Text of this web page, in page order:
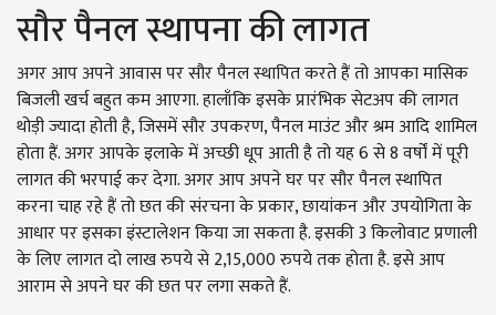
सौर पैनल स्थापना की लागत
अगर आप अपने आवास पर सौर पैनल स्थापित करते हैं तो आपका मासिक
बिजली खर्च बहुत कम आएगा. हालाँकि इसके प्रारंभिक सेटअप की लागत
थोड़ी ज्यादा होती है,जिसमें सौर उपकरण,पैनल माउंट और श्रम आदि शामिल
होता हैं. अगर आपके इलाके में अच्छी धूप आती है तो यह6से8वर्षों में पूरी
लागत की भरपाई कर देगा. अगर आप अपने घर पर सौर पैनल स्थापित
करना चाह रहे हैं तो छत की संरचना के प्रकार,छायांकन और उपयोगिता के
आधार पर इसका इंस्टालेशन किया जा सकता है. इसकी3किलोवाट प्रणाली
के लिए लागत दो लाख रुपये से2,15,000रुपये तक होता है. इसे आप
आराम से अपने घर की छत पर लगा सकते हैं.